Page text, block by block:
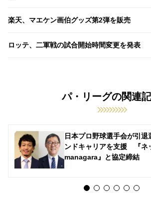
楽天、マエケン画伯グッズ第2弾を販売
ロッテ、二軍戦の試合開始時間変更を発表
パ・リーグの関連
日本プロ野球選手会が引退
ンドキャリアを支援 『ネ
managara』と協定締結